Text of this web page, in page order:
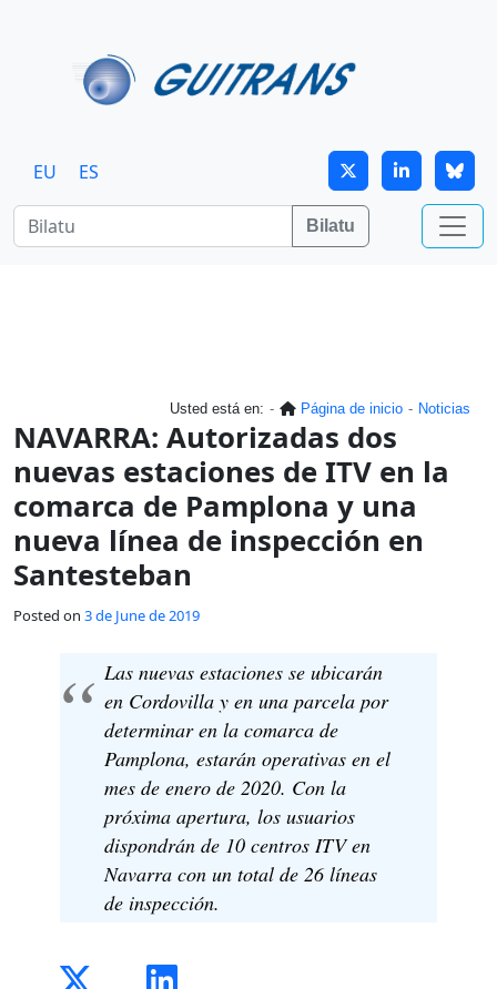
EU ES
Bilatu
Usted está en: Página de inicio Noticias
NAVARRA: Autorizadas dos
nuevas estaciones de ITV en la
comarca de Pamplona y una
nueva línea de inspección en
Santesteban
Posted on 3 de June de 2019
Las nuevas estaciones se ubicarán
en Cordovilla y en una parcela por
determinar en la comarca de
Pamplona, estarán operativas en el
mes de enero de 2020. Con la
próxima apertura, los usuarios
dispondrán de 10 centros ITV en
Navarra con un total de 26 líneas
de inspección.